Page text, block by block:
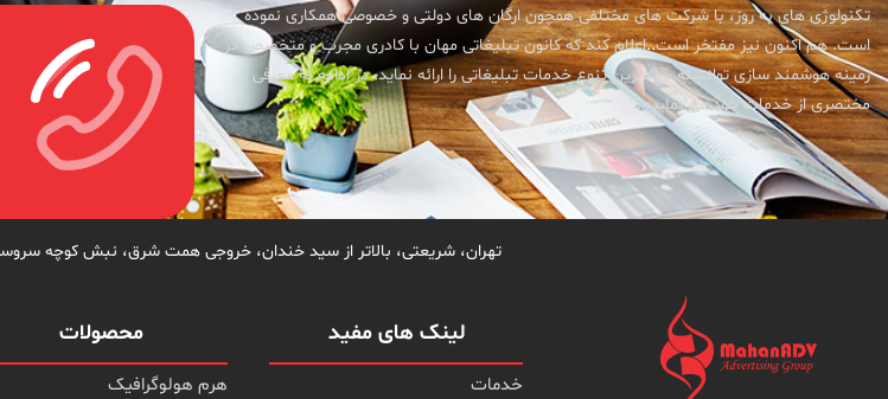
تکنولوژی های به روز، با شرکت های مختلفی همچون ارگان های دولتی و خصوصی همکاری نموده
است. هم اکنون نیز مفتخر است.
.اعلام کند که کانون تبلیغاتی مهان با کادری مجرب و متخصص در
زمینه هوشمند سازی توانسته بیشترین تنوع خدمات تبلیغاتی را ارائه نماید. در ادامه به معرفی
مختصری از خدمات خود می نماییم.
تهران، شریعتی، بالاتر از سید خندان، خروجی همت شرق، نبش کوچه سروستان سوم، پلاک ۵۷،
لینک های مفید
خدمات
محصولات
هرم هولوگرافیک